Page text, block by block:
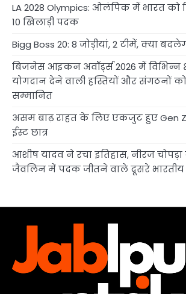
LA 2028 Olympics: ओलंपिक में भारत
10 खिलाड़ी पदक
Bigg Boss 20: 8 जोड़ीयां, 2 टीमें, क्या
बिजनेस आइकन अवॉर्ड्स 2026 में विभिन्न
योगदान देने वाली हस्तियों और संगठनों
सम्मानित
असम बाढ़ राहत के लिए एकजुट हुए Gen Z
ईस्ट छात्र
आशीष यादव ने रचा इतिहास, नीरज चोपड़ा
जैवलिन में पदक जीतने वाले दूसरे भारतीय